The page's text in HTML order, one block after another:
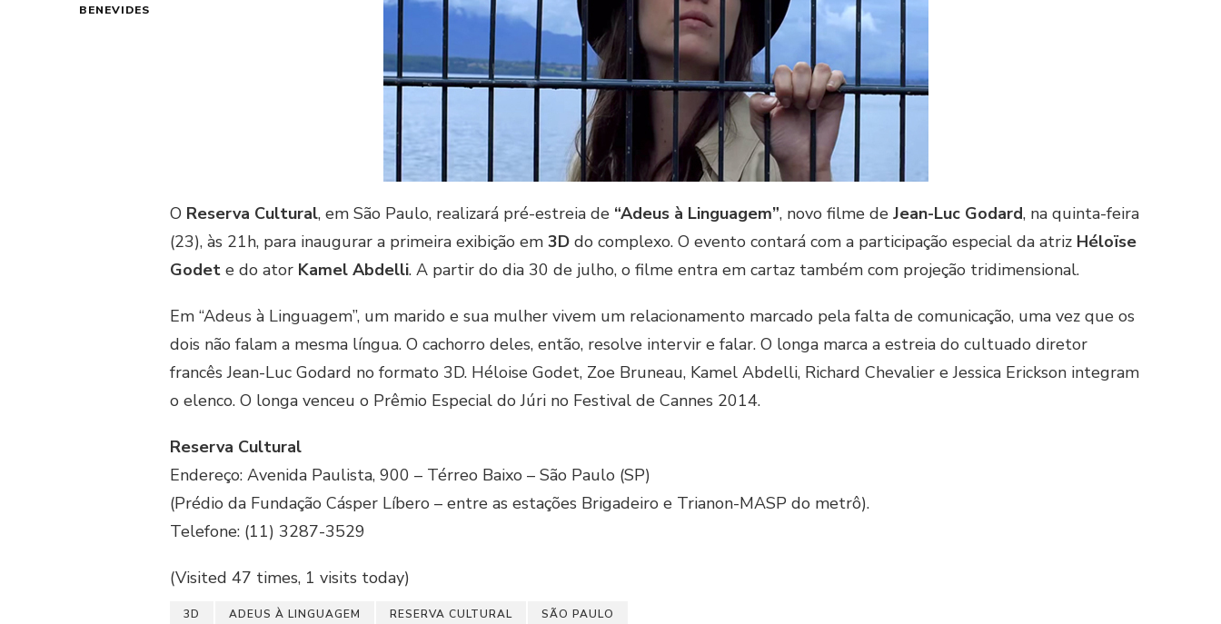
BENEVIDES
O Reserva Cultural, em São Paulo, realizará pré-estreia de “Adeus à Linguagem”, novo filme de Jean-Luc Godard, na quinta-feira
(23), às 21h, para inaugurar a primeira exibição em 3D do complexo. O evento contará com a participação especial da atriz Héloïse
Godet e do ator Kamel Abdelli. A partir do dia 30 de julho, o filme entra em cartaz também com projeção tridimensional.
Em “Adeus à Linguagem”, um marido e sua mulher vivem um relacionamento marcado pela falta de comunicação, uma vez que os
dois não falam a mesma língua. O cachorro deles, então, resolve intervir e falar. O longa marca a estreia do cultuado diretor
francês Jean-Luc Godard no formato 3D. Héloise Godet, Zoe Bruneau, Kamel Abdelli, Richard Chevalier e Jessica Erickson integram
o elenco. O longa venceu o Prêmio Especial do Júri no Festival de Cannes 2014.
Reserva Cultural
Endereço: Avenida Paulista, 900 – Térreo Baixo – São Paulo (SP)
(Prédio da Fundação Cásper Líbero – entre as estações Brigadeiro e Trianon-MASP do metrô).
Telefone: (11) 3287-3529
(Visited 47 times, 1 visits today)
3D ADEUS À LINGUAGEM RESERVA CULTURAL SÃO PAULO